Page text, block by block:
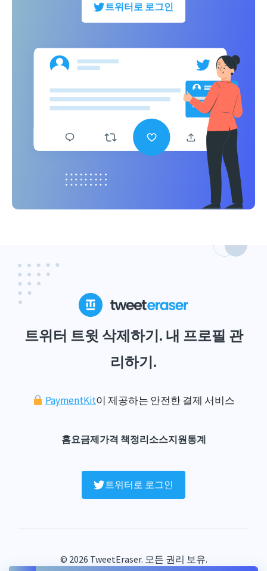
트위터로 로그인
트위터 트윗 삭제하기. 내 프로필 관
리하기.
PaymentKit이 제공하는 안전한 결제 서비스
홈요금제가격 책정리소스지원통계
트위터로 로그인
© 2026 TweetEraser. 모든 권리 보유.